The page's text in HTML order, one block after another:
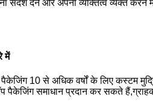
संदेश देने और अपनी व्यक्तित्व व्यक्त
में
10 से अधिक वर्षों के लिए कस्टम
पैकेजिंग समाधान प्रदान कर सकते